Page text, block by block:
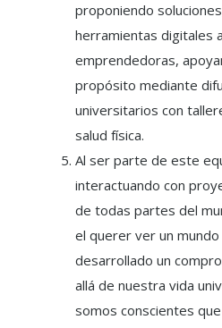
proponiendo
herramientas digitales
emprendedoras,
propósito mediante
universitarios con
salud física.
Al ser parte de este
interactuando con
de todas partes del
el querer ver un
desarrollado un
allá de nuestra vida
somos conscientes